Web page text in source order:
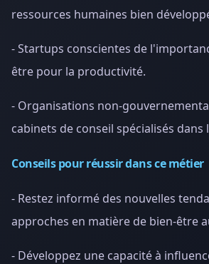
ressources humaines bien
- Startups conscientes de
être pour la productivité.
- Organisations non-
cabinets de conseil spécialisés dans
Conseils pour réussir dans ce métier
- Restez informé des nouvelles
approches en matière de bien-être
- Développez une capacité à